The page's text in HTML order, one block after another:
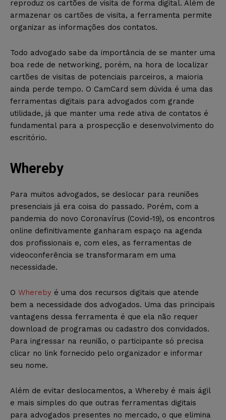
reproduz os cartões de visita de forma digital. Além de
armazenar os cartões de visita, a ferramenta permite
organizar as informações dos contatos.
Todo advogado sabe da importância de se manter uma
boa rede de networking, porém, na hora de localizar
cartões de visitas de potenciais parceiros, a maioria
ainda perde tempo. O CamCard sem dúvida é uma das
ferramentas digitais para advogados com grande
utilidade, já que manter uma rede ativa de contatos é
fundamental para a prospecção e desenvolvimento do
escritório.
Whereby
Para muitos advogados, se deslocar para reuniões
presenciais já era coisa do passado. Porém, com a
pandemia do novo Coronavírus (Covid-19), os encontros
online definitivamente ganharam espaço na agenda
dos profissionais e, com eles, as ferramentas de
videoconferência se transformaram em uma
necessidade.
O Whereby é uma dos recursos digitais que atende
bem a necessidade dos advogados. Uma das principais
vantagens dessa ferramenta é que ela não requer
download de programas ou cadastro dos convidados.
Para ingressar na reunião, o participante só precisa
clicar no link fornecido pelo organizador e informar
seu nome.
Além de evitar deslocamentos, a Whereby é mais ágil
e mais simples do que outras ferramentas digitais
para advogados presentes no mercado, o que elimina